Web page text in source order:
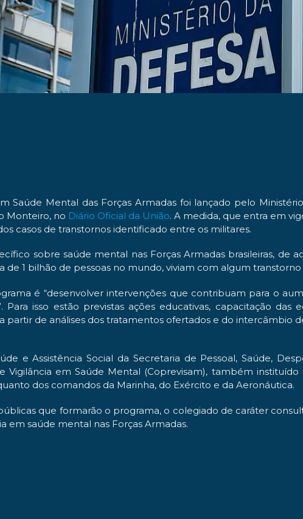
Saúde Mental das Forças Armadas foi lançado pelo
Monteiro, no Diário Oficial da União. A medida, que entra em
casos de transtornos identificado entre os militares.
sobre saúde mental nas Forças Armadas brasileiras, de
de 1 bilhão de pessoas no mundo, viviam com algum
é “desenvolver intervenções que contribuam para o
isso estão previstas ações educativas, capacitação
partir de análises dos tratamentos ofertados e do
e Assistência Social da Secretaria de Pessoal, Saúde,
Vigilância em Saúde Mental (Coprevisam), também
dos comandos da Marinha, do Exército e da Aeronáutica.
que formarão o programa, o colegiado de caráter
em saúde mental nas Forças Armadas.